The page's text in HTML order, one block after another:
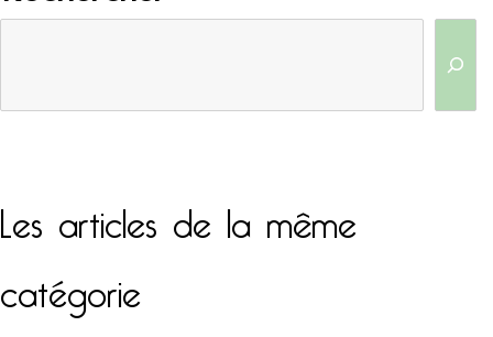
Les articles de la même
catégorie